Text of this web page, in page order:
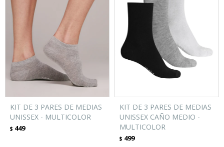
KIT DE 3 PARES DE MEDIAS
UNISSEX - MULTICOLOR
$ 449
KIT DE 3 PARES DE MEDIAS
UNISSEX CAÑO MEDIO -
MULTICOLOR
$ 499